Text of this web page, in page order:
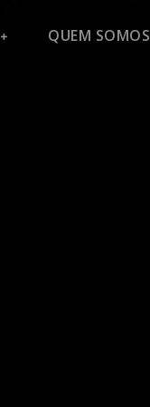
QUEM SOMOS